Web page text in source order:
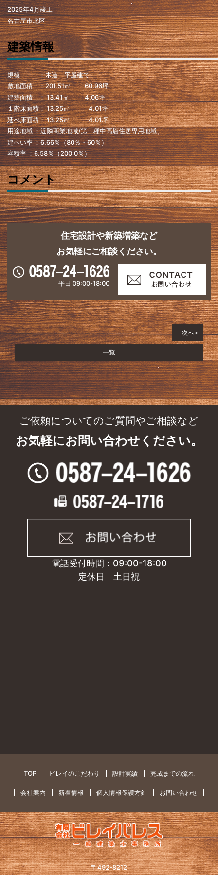
2025年4月竣工
名古屋市北区
建築情報
規模 ：木造 平屋建て
敷地面積 ：201.51㎡ 60.96坪
建築面積 ： 13.41㎡ 4.06坪
１階床面積： 13.25㎡ 4.01坪
延べ床面積： 13.25㎡ 4.01坪
用途地域 ：近隣商業地域/第二種中高層住居専用地域
建ぺい率 ：6.66％（80％・60％）
容積率 ：6.58％（200.0％）
コメント
住宅設計や新築増築など
お気軽にご相談ください。
平日 09:00-18:00
次へ
一覧
ご依頼についてのご質問やご相談など
お気軽にお問い合わせください。
電話受付時間：09:00-18:00
定休日：土日祝
TOP ビレイのこだわり 設計実績 完成までの流れ
会社案内 新着情報 個人情報保護方針 お問い合わせ
〒492-8212